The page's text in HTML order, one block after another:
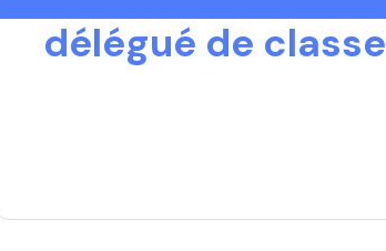
délégué de classe